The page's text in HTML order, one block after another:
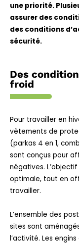
une priorité.
assurer des
des conditions
sécurité.
Des
froid
Pour travailler en
vêtements de
(parkas 4 en 1,
sont conçus pour
négatives.
optimale, tout en
travailler.
L’ensemble des
sites sont
l’activité. Les